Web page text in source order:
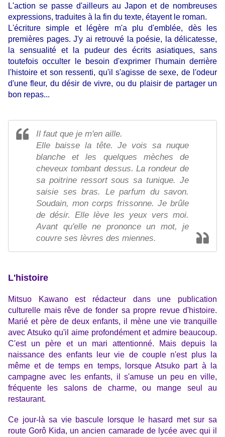
L'action se passe d'ailleurs au Japon et de nombreuses
expressions, traduites à la fin du texte, étayent le roman.
L'écriture simple et légère m'a plu d'emblée, dès les
premières pages. J'y ai retrouvé la poésie, la délicatesse,
la sensualité et la pudeur des écrits asiatiques, sans
toutefois occulter le besoin d'exprimer l'humain derrière
l'histoire et son ressenti, qu'il s'agisse de sexe, de l'odeur
d'une fleur, du désir de vivre, ou du plaisir de partager un
bon repas...
Il faut que je m'en aille.
Elle baisse la tête. Je vois sa nuque
blanche et les quelques mèches de
cheveux tombant dessus. La rondeur de
sa poitrine ressort sous sa tunique. Je
saisie ses bras. Le parfum du savon.
Soudain, mon corps frissonne. Je brûle
de désir. Elle lève les yeux vers moi.
Avant qu'elle ne prononce un mot, je
couvre ses lèvres des miennes.
L'histoire
Mitsuo Kawano est rédacteur dans une publication
culturelle mais rêve de fonder sa propre revue d'histoire.
Marié et père de deux enfants, il mène une vie tranquille
avec Atsuko qu'il aime profondément et admire beaucoup.
C'est un père et un mari attentionné. Mais depuis la
naissance des enfants leur vie de couple n'est plus la
même et de temps en temps, lorsque Atsuko part à la
campagne avec les enfants, il s'amuse un peu en ville,
fréquente les salons de charme, ou mange seul au
restaurant.
Ce jour-là sa vie bascule lorsque le hasard met sur sa
route Gorô Kida, un ancien camarade de lycée avec qui il